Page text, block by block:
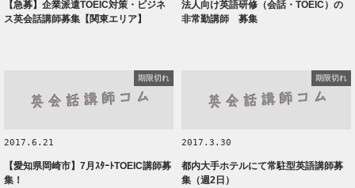
【急募】企業派遣TOEIC対策・ビジネ
ス英会話講師募集【関東エリア】
法人向け英語研修（会話・TOEIC）の
非常勤講師 募集
期限切れ
2017.6.21
【愛知県岡崎市】7月ｽﾀｰﾄTOEIC講師募
集！
期限切れ
2017.3.30
都内大手ホテルにて常駐型英語講師募
集（週2日）